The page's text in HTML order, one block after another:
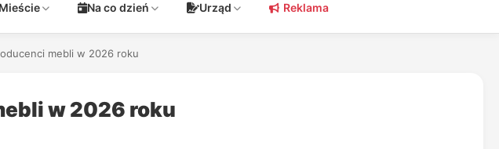
Na co dzień Urząd Reklama
mebli w 2026 roku
w 2026 roku